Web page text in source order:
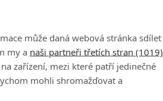
může daná webová stránka sdílet
my a naši partneři třetích stran (1019)
zařízení, mezi které patří jedinečné
mohli shromažďovat a
Jenže i to je podle
aby se vrátil připravený. Ale
od posledního podniku